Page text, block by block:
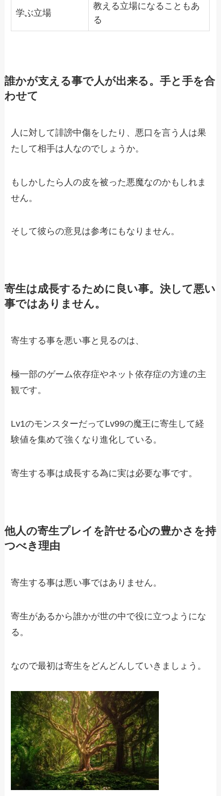
学ぶ立場
教える立場になることもあ
る
誰かが支える事で人が出来る。手と手を合
わせて
人に対して誹謗中傷をしたり、悪口を言う人は果
たして相手は人なのでしょうか。
もしかしたら人の皮を被った悪魔なのかもしれま
せん。
そして彼らの意見は参考にもなりません。
寄生は成長するために良い事。決して悪い
事ではありません。
寄生する事を悪い事と見るのは、
極一部のゲーム依存症やネット依存症の方達の主
観です。
Lv1のモンスターだってLv99の魔王に寄生して経
験値を集めて強くなり進化している。
寄生する事は成長する為に実は必要な事です。
他人の寄生プレイを許せる心の豊かさを持
つべき理由
寄生する事は悪い事ではありません。
寄生があるから誰かが世の中で役に立つようにな
る。
なので最初は寄生をどんどんしていきましょう。